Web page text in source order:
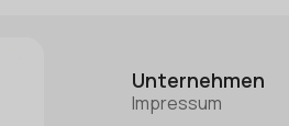
Unternehmen
Impressum